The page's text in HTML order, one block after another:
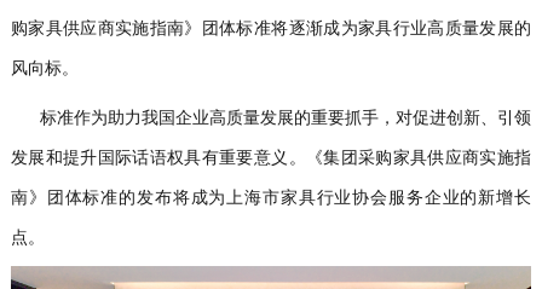
购家具供应商实施指南》团体标准将逐渐成为家具行业高质量发展的
风向标。
标准作为助力我国企业高质量发展的重要抓手，对促进创新、引领
发展和提升国际话语权具有重要意义。《集团采购家具供应商实施指
南》团体标准的发布将成为上海市家具行业协会服务企业的新增长
点。